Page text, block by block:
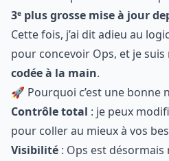
3ᵉ plus grosse mise à jour
Cette fois, j’ai dit adieu au
pour concevoir Ops, et je
codée à la main.
🚀 Pourquoi c’est une bonne
Contrôle total : je peux
pour coller au mieux à vos
Visibilité : Ops est